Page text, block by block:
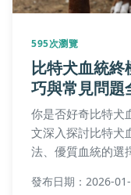
595次瀏覽
比特犬血統
巧與常見問題
你是否好奇比特犬
文深入探討比特犬
法、優質血統的選
發布日期：2026-